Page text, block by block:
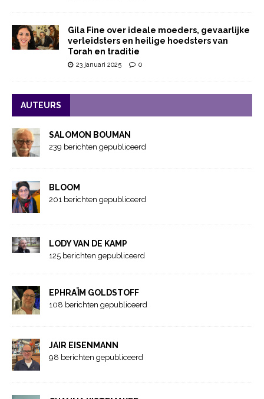
Gila Fine over ideale moeders, gevaarlijke
verleidsters en heilige hoedsters van
Torah en traditie
23 januari 2025 0
AUTEURS
SALOMON BOUMAN
239 berichten gepubliceerd
BLOOM
201 berichten gepubliceerd
LODY VAN DE KAMP
125 berichten gepubliceerd
EPHRAÏM GOLDSTOFF
108 berichten gepubliceerd
JAIR EISENMANN
98 berichten gepubliceerd